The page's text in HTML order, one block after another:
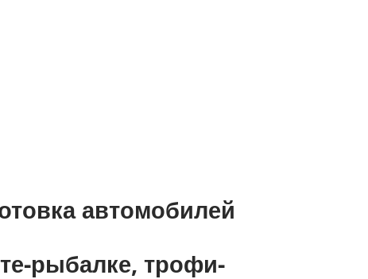
автомобилей
рыбалке, трофи-